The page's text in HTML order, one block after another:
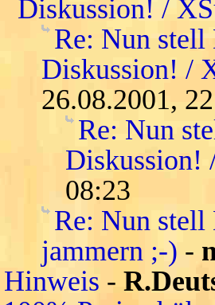
Diskussion! /
Re: Nun
Diskussion! /
26.08.2001,
Re: Nun
Diskussion!
08:23
Re: Nun
jammern ;-) -
-